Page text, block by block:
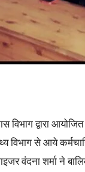
द्वारा
विभाग से आये
वंदना शर्मा ने